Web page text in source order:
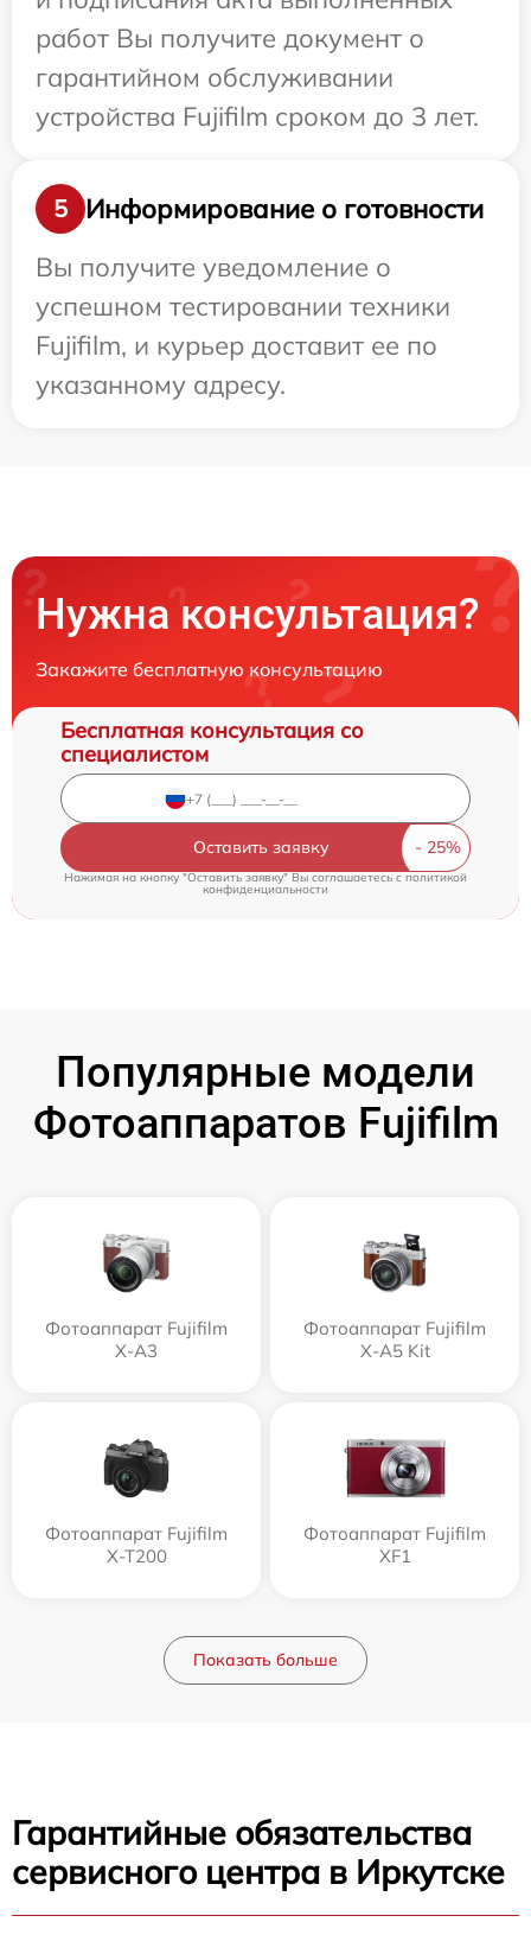
работ Вы получите документ о
гарантийном обслуживании
устройства Fujifilm сроком до 3 лет.
5
Информирование о готовности
Вы получите уведомление о
успешном тестировании техники
Fujifilm, и курьер доставит ее по
указанному адресу.
Нужна консультация?
Закажите бесплатную консультацию
Бесплатная консультация со
специалистом
Оставить заявку
Нажимая на кнопку "Оставить заявку" Вы соглашаетесь cполитикой
конфиденциальности
Популярные модели
Фотоаппаратов Fujifilm
Фотоаппарат Fujifilm
X-A3
Фотоаппарат Fujifilm
X-A5 Kit
Фотоаппарат Fujifilm
X-T200
Фотоаппарат Fujifilm
XF1
Показать больше
Гарантийные обязательства
сервисного центра в Иркутске